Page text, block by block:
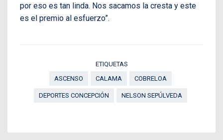
por eso es tan linda. Nos sacamos la cresta y este
es el premio al esfuerzo”.
ETIQUETAS
ASCENSO
CALAMA COBRELOA
DEPORTES CONCEPCIÓN NELSON SEPÚLVEDA